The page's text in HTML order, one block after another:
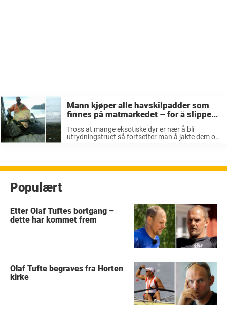
Mann kjøper alle havskilpadder som
finnes på matmarkedet – for å slippe
Tross at mange eksotiske dyr er nær å bli
utrydningstruet så fortsetter man å jakte dem og
Populært
Etter Olaf Tuftes bortgang –
dette har kommet frem
Olaf Tufte begraves fra Horten
kirke